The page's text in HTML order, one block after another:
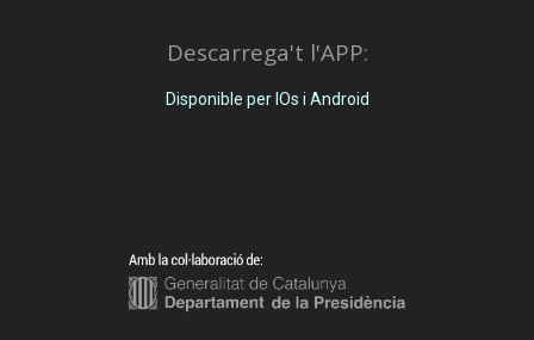
Descarrega't l'APP:
Disponible per IOs i Android